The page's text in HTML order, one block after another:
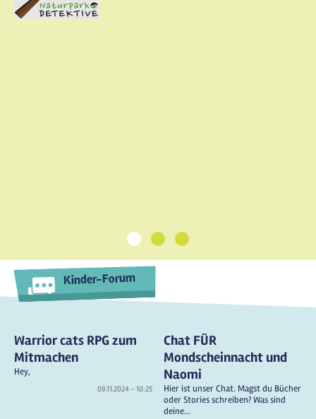
1 2 3
Kinder-Forum
Warrior cats RPG zum
Mitmachen
Hey,
09.11.2024 - 10:25
Chat FÜR
Mondscheinnacht und
Naomi
Hier ist unser Chat. Magst du Bücher
oder Stories schreiben? Was sind
deine...